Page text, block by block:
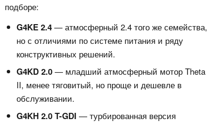
подборе:
G4KE 2.4 — атмосферный 2.4 того же семейства,
но с отличиями по системе питания и ряду
конструктивных решений.
G4KD 2.0 — младший атмосферный мотор Theta
II, менее тяговитый, но проще и дешевле в
обслуживании.
G4KH 2.0 T-GDI — турбированная версия